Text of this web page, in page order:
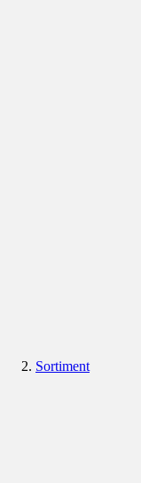
Sortiment